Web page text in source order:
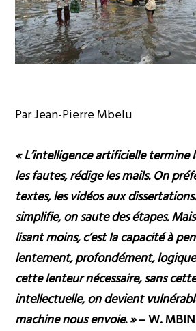
Par Jean-Pierre Mbelu
« L’intelligence artificielle termine
les fautes, rédige les mails. On
textes, les vidéos aux
simplifie, on saute des étapes.
lisant moins, c’est la capacité à
lentement, profondément,
cette lenteur nécessaire, sans
intellectuelle, on devient
machine nous envoie. »– W.